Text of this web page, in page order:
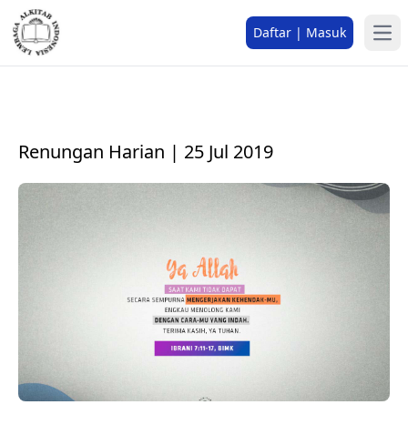
Daftar | Masuk
Renungan Harian | 25 Jul 2019